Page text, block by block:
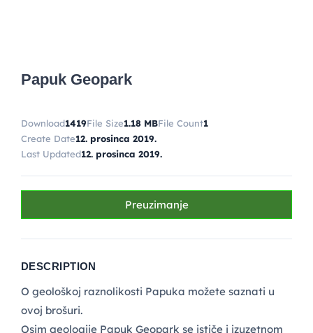
Papuk Geopark
Download1419File Size1.18 MBFile Count1
Create Date12. prosinca 2019.
Last Updated12. prosinca 2019.
Preuzimanje
DESCRIPTION
O geološkoj raznolikosti Papuka možete saznati u
ovoj brošuri.
Osim geologije Papuk Geopark se ističe i izuzetnom